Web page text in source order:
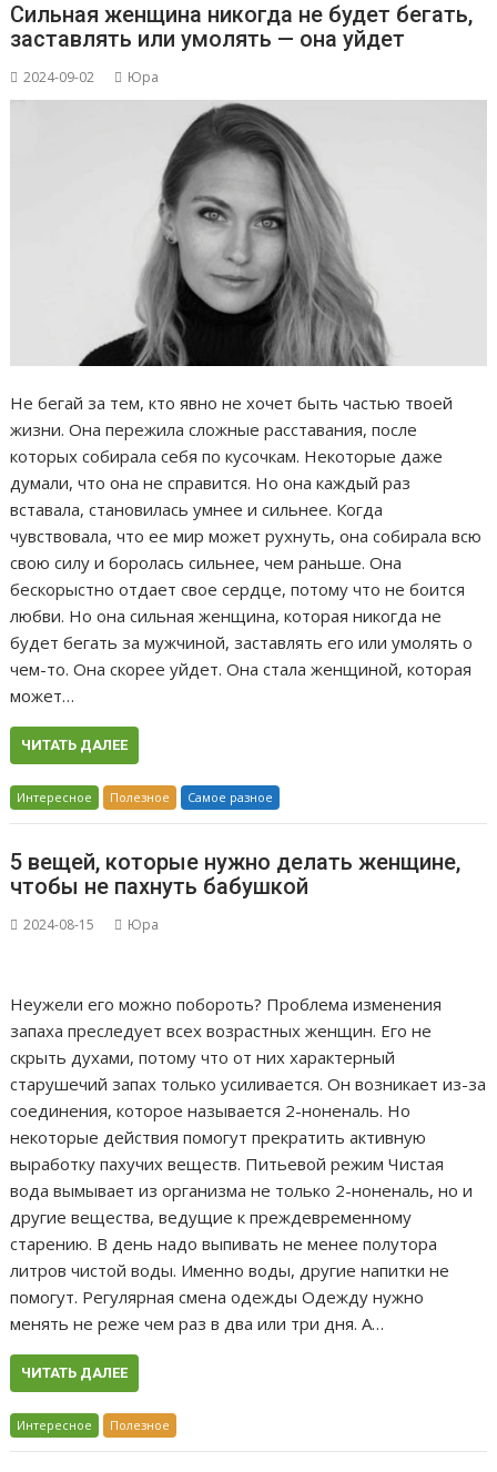
Сильная женщина никогда не будет бегать,
заставлять или умолять — она уйдет
2024-09-02 Юра
Не бегай за тем, кто явно не хочет быть частью твоей
жизни. Она пережила сложные расставания, после
которых собирала себя по кусочкам. Некоторые даже
думали, что она не справится. Но она каждый раз
вставала, становилась умнее и сильнее. Когда
чувствовала, что ее мир может рухнуть, она собирала всю
свою силу и боролась сильнее, чем раньше. Она
бескорыстно отдает свое сердце, потому что не боится
любви. Но она сильная женщина, которая никогда не
будет бегать за мужчиной, заставлять его или умолять о
чем-то. Она скорее уйдет. Она стала женщиной, которая
может…
ЧИТАТЬ ДАЛЕЕ
Интересное Полезное Самое разное
5 вещей, которые нужно делать женщине,
чтобы не пахнуть бабушкой
2024-08-15 Юра
Неужели его можно побороть? Проблема изменения
запаха преследует всех возрастных женщин. Его не
скрыть духами, потому что от них характерный
старушечий запах только усиливается. Он возникает из-за
соединения, которое называется 2-ноненаль. Но
некоторые действия помогут прекратить активную
выработку пахучих веществ. Питьевой режим Чистая
вода вымывает из организма не только 2-ноненаль, но и
другие вещества, ведущие к преждевременному
старению. В день надо выпивать не менее полутора
литров чистой воды. Именно воды, другие напитки не
помогут. Регулярная смена одежды Одежду нужно
менять не реже чем раз в два или три дня. А…
ЧИТАТЬ ДАЛЕЕ
Интересное Полезное